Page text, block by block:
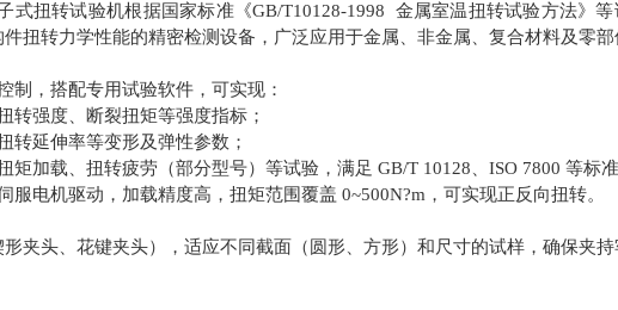
式扭转试验机根据国家标准《GB/T10128-1998 金属室温扭转试验方法》
扭转力学性能的精密检测设备，广泛应用于金属、非金属、复合材料及零部
制，搭配专用试验软件，可实现：
转强度、断裂扭矩等强度指标；
转延伸率等变形及弹性参数；
矩加载、扭转疲劳（部分型号）等试验，满足 GB/T 10128、ISO 7800 等标准
服电机驱动，加载精度高，扭矩范围覆盖 0~500N?m，可实现正反向扭转。
夹头、花键夹头），适应不同截面（圆形、方形）和尺寸的试样，确保夹持